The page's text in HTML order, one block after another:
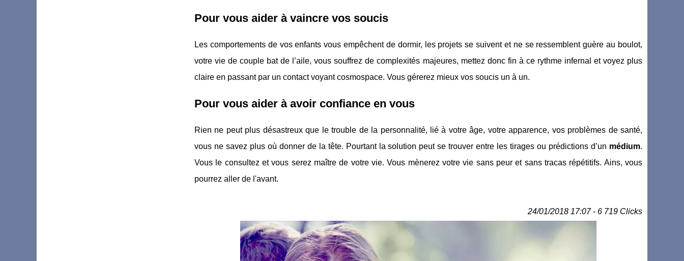
Pour vous aider à vaincre vos soucis
Les comportements de vos enfants vous empêchent de dormir, les projets se suivent et ne se ressemblent guère au boulot,
votre vie de couple bat de l’aile, vous souffrez de complexités majeures, mettez donc fin à ce rythme infernal et voyez plus
claire en passant par un contact voyant cosmospace. Vous gérerez mieux vos soucis un à un.
Pour vous aider à avoir confiance en vous
Rien ne peut plus désastreux que le trouble de la personnalité, lié à votre âge, votre apparence, vos problèmes de santé,
vous ne savez plus où donner de la tête. Pourtant la solution peut se trouver entre les tirages ou prédictions d’un médium.
Vous le consultez et vous serez maître de votre vie. Vous mènerez votre vie sans peur et sans tracas répétitifs. Ains, vous
pourrez aller de l'avant.
24/01/2018 17:07 - 6 719 Clicks